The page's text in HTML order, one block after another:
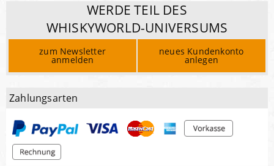
WERDE TEIL DES
WHISKYWORLD-UNIVERSUMS
zum Newsletter
anmelden
neues Kundenkonto
anlegen
Zahlungsarten